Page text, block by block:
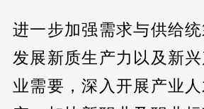
进一步加强需求与供给
发展新质生产力以及新
业需要，深入开展产业